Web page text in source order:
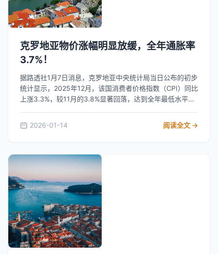
克罗地亚物价涨幅明显放缓，全年通胀率
3.7%！
据路透社1月7日消息，克罗地亚中央统计局当日公布的初步
统计显示，2025年12月，该国消费者价格指数（CPI）同比
上涨3.3%，较11月的3.8%显著回落，达到全年最低水平之
首，达6.3%；能源类上涨3.9%；食品、饮料和烟草类上涨
3.1%；工业非食品类商品仅微涨0.1%。环比方面，服务价
地亚12月通胀率为3.8%，略高于克罗地亚本国统计局数
和爱沙尼亚（均为4.1%）及奥地利（3.9%），但高于欧元
区平均2%的水平。 来源：驻克罗地亚共和国大使馆经济商
务处
2026-01-14 阅读全文 →